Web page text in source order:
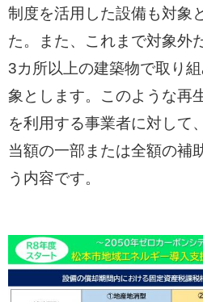
制度を活用した設備も対象
た。また、これまで対象外
3カ所以上の建築物で取り
象とします。このような再
を利用する事業者に対して
当額の一部または全額の補
う内容です。